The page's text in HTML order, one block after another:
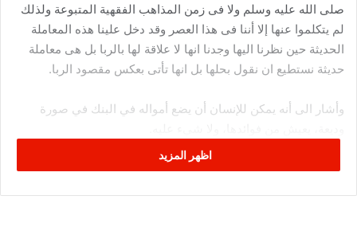
صلى الله عليه وسلم ولا فى زمن المذاهب الفقهية المتبوعة ولذلك
لم يتكلموا عنها إلا أننا فى هذا العصر وقد دخل علينا هذه المعاملة
الحديثة حين نظرنا اليها وجدنا انها لا علاقة لها بالربا بل هى معاملة
حديثة نستطيع ان نقول بحلها بل انها تأتى بعكس مقصود الربا.
وأشار الى أنه يمكن للإنسان أن يضع أمواله في البنك في صورة
اظهر المزيد